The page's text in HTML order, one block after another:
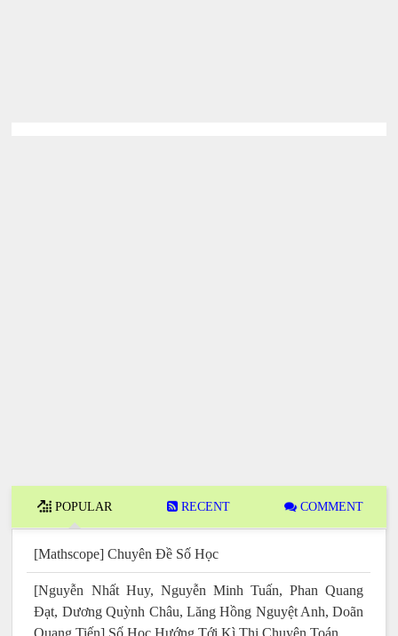
POPULAR RECENT COMMENT
[Mathscope] Chuyên Đề Số Học
[Nguyễn Nhất Huy, Nguyễn Minh Tuấn, Phan Quang
Đạt, Dương Quỳnh Châu, Lăng Hồng Nguyệt Anh, Doãn
Quang Tiến] Số Học Hướng Tới Kì Thi Chuyên Toán